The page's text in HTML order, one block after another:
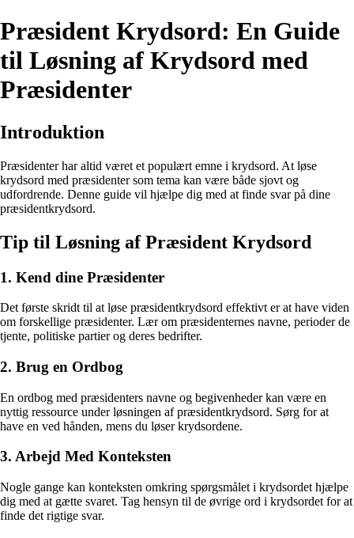
Præsident Krydsord: En Guide
til Løsning af Krydsord med
Præsidenter
Introduktion
Præsidenter har altid været et populært emne i krydsord. At løse
krydsord med præsidenter som tema kan være både sjovt og
udfordrende. Denne guide vil hjælpe dig med at finde svar på dine
præsidentkrydsord.
Tip til Løsning af Præsident Krydsord
1. Kend dine Præsidenter
Det første skridt til at løse præsidentkrydsord effektivt er at have viden
om forskellige præsidenter. Lær om præsidenternes navne, perioder de
tjente, politiske partier og deres bedrifter.
2. Brug en Ordbog
En ordbog med præsidenters navne og begivenheder kan være en
nyttig ressource under løsningen af præsidentkrydsord. Sørg for at
have en ved hånden, mens du løser krydsordene.
3. Arbejd Med Konteksten
Nogle gange kan konteksten omkring spørgsmålet i krydsordet hjælpe
dig med at gætte svaret. Tag hensyn til de øvrige ord i krydsordet for at
finde det rigtige svar.